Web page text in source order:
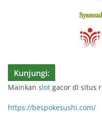
Kunjungi:
Mainkan slot gacor di situs
https://bespokesushi.com/